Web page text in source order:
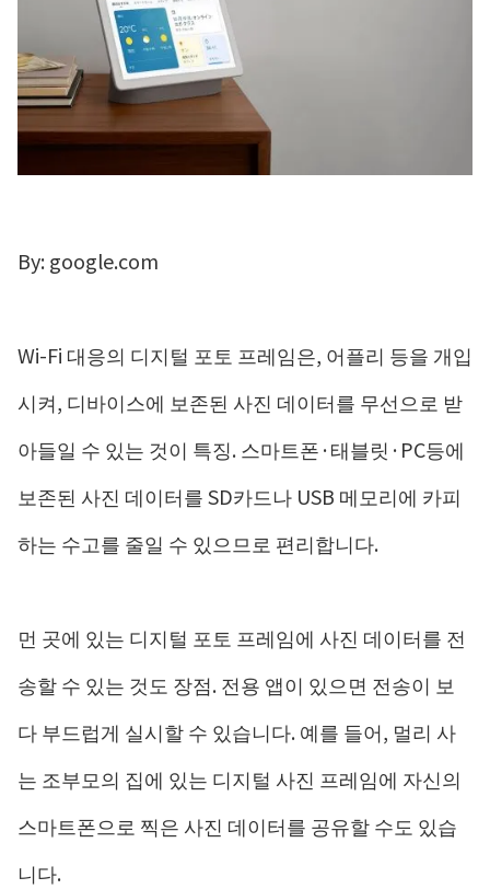
By: google.com
Wi-Fi 대응의 디지털 포토 프레임은, 어플리 등을 개입
시켜, 디바이스에 보존된 사진 데이터를 무선으로 받
아들일 수 있는 것이 특징. 스마트폰·태블릿·PC등에
보존된 사진 데이터를 SD카드나 USB 메모리에 카피
하는 수고를 줄일 수 있으므로 편리합니다.
먼 곳에 있는 디지털 포토 프레임에 사진 데이터를 전
송할 수 있는 것도 장점. 전용 앱이 있으면 전송이 보
다 부드럽게 실시할 수 있습니다. 예를 들어, 멀리 사
는 조부모의 집에 있는 디지털 사진 프레임에 자신의
스마트폰으로 찍은 사진 데이터를 공유할 수도 있습
니다.